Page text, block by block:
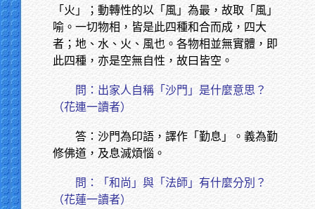
「火」；動轉性的以「風」為最，故取「風」
喻。一切物相，皆是此四種和合而成，四大
者；地、水、火、風也。各物相並無實體，即
此四種，亦是空無自性，故曰皆空。
問：出家人自稱「沙門」是什麼意思？
（花連一讀者）
答：沙門為印語，譯作「勤息」。義為勤
修佛道，及息滅煩惱。
問：「和尚」與「法師」有什麼分別？
（花蓮一讀者）